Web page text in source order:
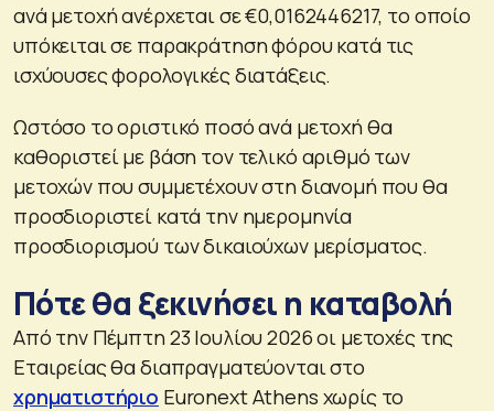
ανά μετοχή ανέρχεται σε €0,0162446217, το οποίο
υπόκειται σε παρακράτηση φόρου κατά τις
ισχύουσες φορολογικές διατάξεις.
Ωστόσο το οριστικό ποσό ανά μετοχή θα
καθοριστεί με βάση τον τελικό αριθμό των
μετοχών που συμμετέχουν στη διανομή που θα
προσδιοριστεί κατά την ημερομηνία
προσδιορισμού των δικαιούχων μερίσματος.
Πότε θα ξεκινήσει η καταβολή
Από την Πέμπτη 23 Ιουλίου 2026 οι μετοχές της
Εταιρείας θα διαπραγματεύονται στο
χρηματιστήριο Euronext Athens χωρίς το